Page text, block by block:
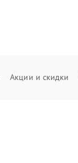
Акции и скидки